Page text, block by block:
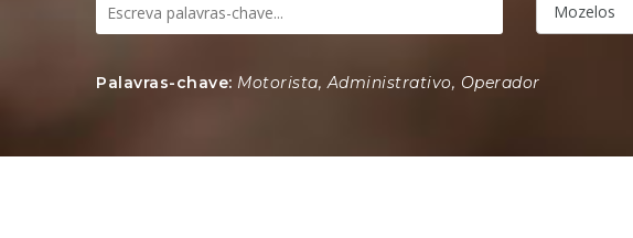
Mozelos
Palavras-chave: Motorista, Administrativo, Operador